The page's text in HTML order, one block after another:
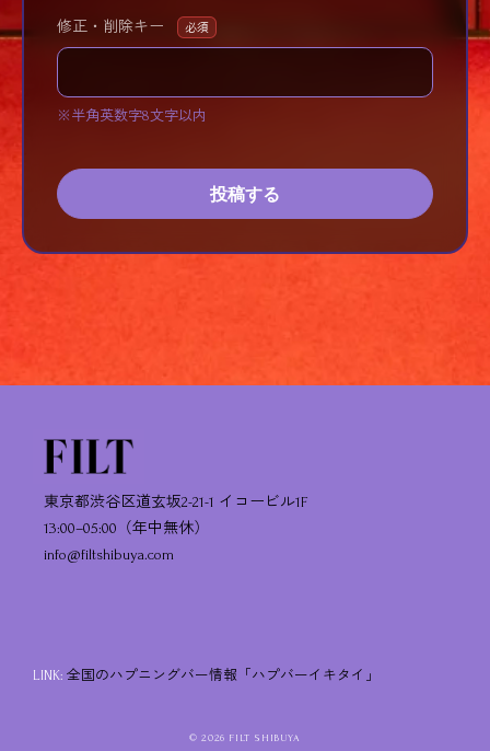
修正・削除キー 必須
※半角英数字8文字以内
投稿する
東京都渋谷区道玄坂2-21-1 イコービル1F
13:00–05:00（年中無休）
info@filtshibuya.com
LINK: 全国のハプニングバー情報「ハプバーイキタイ」
© 2026 FILT SHIBUYA